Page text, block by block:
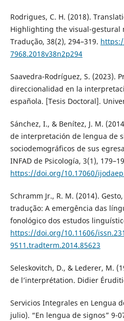
Rodrigues, C. H. (2018).
Highlighting the visual-gestural
Tradução, 38(2), 294–319.
7968.2018v38n2p294
Saavedra-Rodríguez, S. (2023).
direccionalidad en la
española. [Tesis Doctoral].
Sánchez, I., & Benítez, J. M.
de interpretación de lengua de
sociodemográficos de sus
INFAD de Psicología, 3(1),
https://doi.org/10.17060/
Schramm Jr., R. M. (2014).
tradução: A emergência das
fonológico dos estudos
https://doi.org/10.11606/
9511.tradterm.2014.85623
Seleskovitch, D., & Lederer, M.
de l’interprétation. Didier
Servicios Integrales en Lengua
julio). “En lengua de signos” 9-